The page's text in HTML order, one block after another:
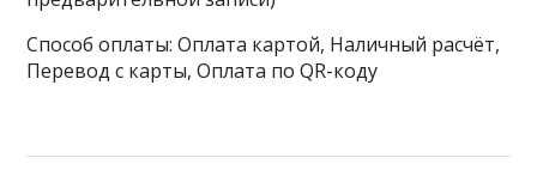
Способ оплаты: Оплата картой, Наличный расчёт,
Перевод с карты, Оплата по QR-коду